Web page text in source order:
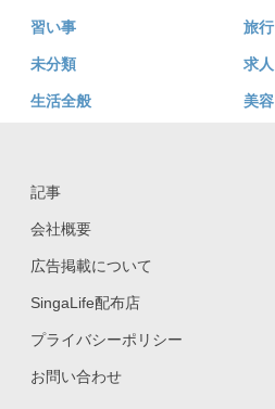
習い事 旅行
未分類 求人
生活全般 美容
記事
会社概要
広告掲載について
SingaLife配布店
プライバシーポリシー
お問い合わせ